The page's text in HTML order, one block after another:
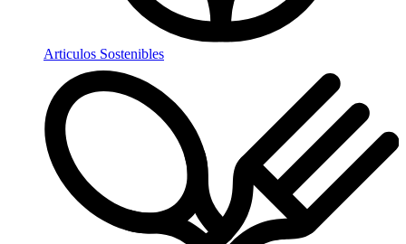
Articulos Sostenibles